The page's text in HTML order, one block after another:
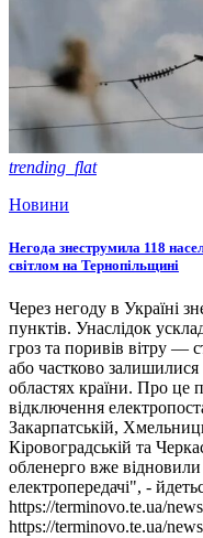
trending_flat
Новини
Негода знеструмила 118
світлом на Тернопільщині
Через негоду в Україні
пунктів. Унаслідок
гроз та поривів вітру —
або частково
областях країни. Про це
відключення
Закарпатській,
Кіровоградській та
обленерго вже
електропередачі", -
https://terminovo.te.ua/
https://terminovo.te.ua/